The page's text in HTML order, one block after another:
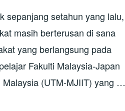
sepanjang setahun yang lalu,
masih berterusan di sana
yang berlangsung pada
Fakulti Malaysia-Japan
Malaysia (UTM-MJIIT) yang …